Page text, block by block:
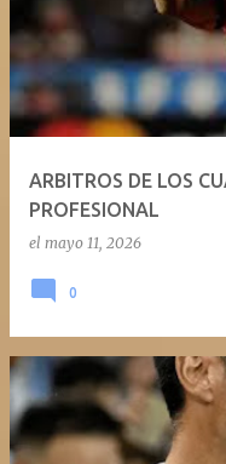
ARBITROS DE LOS
PROFESIONAL
el mayo 11, 2026
0